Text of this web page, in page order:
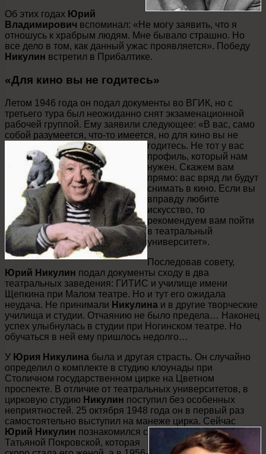
Об этих годах Юрий
Владимирович вспоминал: «Не могу заявить, что я
отношусь к храбрым людям. Мне бывало страшно. Но
все дело в том, как данный ужас проявляется». Победу
Никулин встретил в Прибалтике.
«Для кино вы не годитесь»
Летом 1946 года он подал документы во ВГИК, но с
третьего тура был неожиданно снят экзаменационной
рабочей группой. Ему заявили следующее: «В вас, само
собой разумеется, что-то имеется, но для кино вы не
годитесь. Не тот у вас
профиль, который нам
нужен. Скажем вам
прямо: вас вряд ли будут
снимать в кино. Если вы
вправду любите
искусство, то
рекомендуем вам пойти
в театральный
университет».
Последовав совету,
Юрий Никулин подал документы сходу в два
театральных заведения: ГИТИС и училище имени
Щепкина при Малом театре. Но и тут его ожидала
неудача. Не принимали Никулина и в другие творческие
училища и студии. Отчаянию не было предела… Наконец
успех улыбнулась в студии при Ногинском театре. Но
обучаться в ней ему пришлось недолго…
У Юрия Никулина была и другая страсть. Он случайно
определил о комплекте в студию клоунады при
Столичном государственном цирке на Цветном
проспекте. В отличие от театральных университетов, в
цирковую студию Никулин поступил без особенных
неприятностей. 25 октября 1948 года он в первый раз
самостоятельно выступил на манеже цирка. Сейчас
Юрий Никулин познакомился с
Татьяной Покровской, которая